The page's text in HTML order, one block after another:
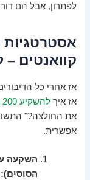
לפתרון, אבל הם
קוואנטים
אז אחרי כל
אז איךלהשקיע 200 אלף שקל
את החולצה?"
אפשרית.
השקעה
הסוסים):